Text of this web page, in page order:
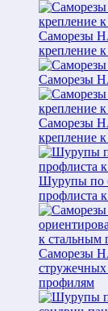
Саморезы
крепление
Саморезы
Саморезы
крепление
Шурупы по
профлиста
Саморезы
профилям